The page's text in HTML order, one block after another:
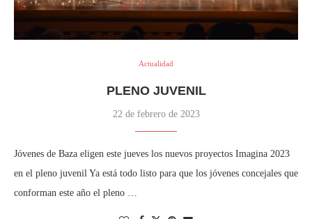
Actualidad
PLENO JUVENIL
22 de febrero de 2023
Jóvenes de Baza eligen este jueves los nuevos proyectos Imagina 2023
en el pleno juvenil Ya está todo listo para que los jóvenes concejales que
conforman este año el pleno …